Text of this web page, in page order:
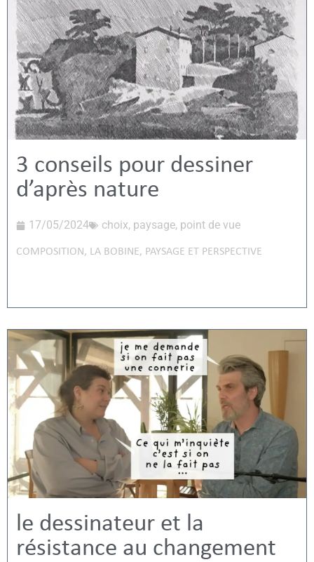
3 conseils pour dessiner
d’après nature
17/05/2024 choix, paysage, point de vue
COMPOSITION, LA BOBINE, PAYSAGE ET PERSPECTIVE
le dessinateur et la
résistance au changement